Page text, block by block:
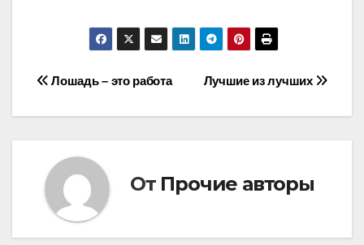
Навигация
по
записям
Лучшие из лучших
Лошадь – это работа
От Прочие авторы